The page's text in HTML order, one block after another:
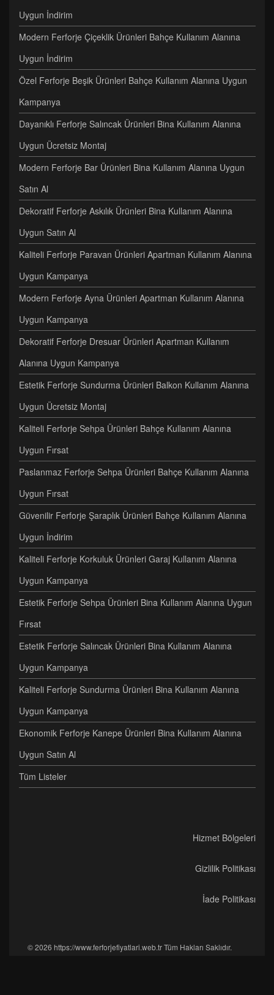
Uygun İndirim
Modern Ferforje Çiçeklik Ürünleri Bahçe Kullanım Alanına
Uygun İndirim
Özel Ferforje Beşik Ürünleri Bahçe Kullanım Alanına Uygun
Kampanya
Dayanıklı Ferforje Salıncak Ürünleri Bina Kullanım Alanına
Uygun Ücretsiz Montaj
Modern Ferforje Bar Ürünleri Bina Kullanım Alanına Uygun
Satın Al
Dekoratif Ferforje Askılık Ürünleri Bina Kullanım Alanına
Uygun Satın Al
Kaliteli Ferforje Paravan Ürünleri Apartman Kullanım Alanına
Uygun Kampanya
Modern Ferforje Ayna Ürünleri Apartman Kullanım Alanına
Uygun Kampanya
Dekoratif Ferforje Dresuar Ürünleri Apartman Kullanım
Alanına Uygun Kampanya
Estetik Ferforje Sundurma Ürünleri Balkon Kullanım Alanına
Uygun Ücretsiz Montaj
Kaliteli Ferforje Sehpa Ürünleri Bahçe Kullanım Alanına
Uygun Fırsat
Paslanmaz Ferforje Sehpa Ürünleri Bahçe Kullanım Alanına
Uygun Fırsat
Güvenilir Ferforje Şaraplık Ürünleri Bahçe Kullanım Alanına
Uygun İndirim
Kaliteli Ferforje Korkuluk Ürünleri Garaj Kullanım Alanına
Uygun Kampanya
Estetik Ferforje Sehpa Ürünleri Bina Kullanım Alanına Uygun
Fırsat
Estetik Ferforje Salıncak Ürünleri Bina Kullanım Alanına
Uygun Kampanya
Kaliteli Ferforje Sundurma Ürünleri Bina Kullanım Alanına
Uygun Kampanya
Ekonomik Ferforje Kanepe Ürünleri Bina Kullanım Alanına
Uygun Satın Al
Tüm Listeler
Hizmet Bölgeleri
Gizlilik Politikası
İade Politikası
© 2026 https://www.ferforjefiyatlari.web.tr Tüm Hakları Saklıdır.